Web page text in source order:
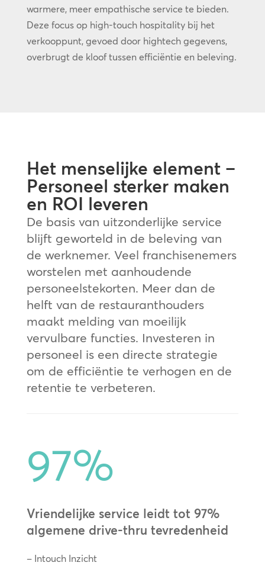
warmere, meer empathische service te bieden.
Deze focus op high-touch hospitality bij het
verkooppunt, gevoed door hightech gegevens,
overbrugt de kloof tussen efficiëntie en beleving.
Het menselijke element –
Personeel sterker maken
en ROI leveren
De basis van uitzonderlijke service
blijft geworteld in de beleving van
de werknemer. Veel franchisenemers
worstelen met aanhoudende
personeelstekorten. Meer dan de
helft van de restauranthouders
maakt melding van moeilijk
vervulbare functies. Investeren in
personeel is een directe strategie
om de efficiëntie te verhogen en de
retentie te verbeteren.
97%
Vriendelijke service leidt tot 97%
algemene drive-thru tevredenheid
– Intouch Inzicht